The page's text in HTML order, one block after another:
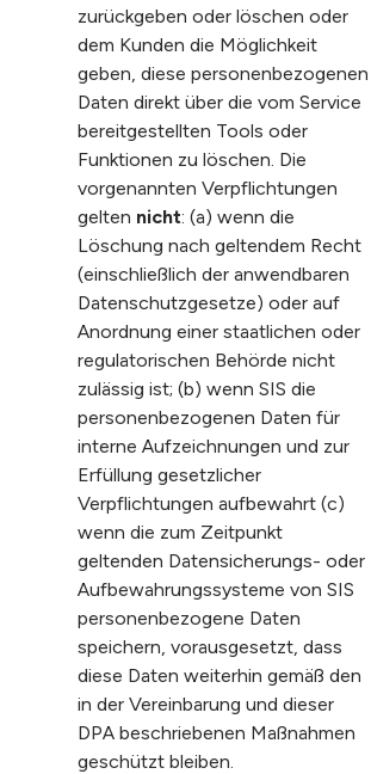
zurückgeben oder löschen oder
dem Kunden die Möglichkeit
geben, diese personenbezogenen
Daten direkt über die vom Service
bereitgestellten Tools oder
Funktionen zu löschen. Die
vorgenannten Verpflichtungen
gelten nicht:(a) wenn die
Löschung nach geltendem Recht
(einschließlich der anwendbaren
Datenschutzgesetze) oder auf
Anordnung einer staatlichen oder
regulatorischen Behörde nicht
zulässig ist;(b) wenn SIS die
personenbezogenen Daten für
interne Aufzeichnungen und zur
Erfüllung gesetzlicher
Verpflichtungen aufbewahrt(c)
wenn die zum Zeitpunkt
geltenden Datensicherungs- oder
Aufbewahrungssysteme von SIS
personenbezogene Daten
speichern, vorausgesetzt, dass
diese Daten weiterhin gemäß den
in der Vereinbarung und dieser
DPA beschriebenen Maßnahmen
geschützt bleiben.